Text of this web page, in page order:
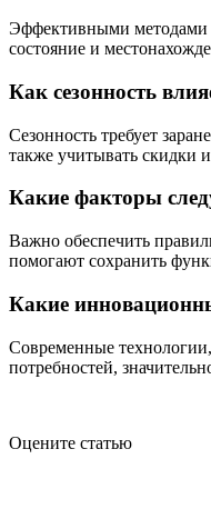
Эффективными методами
состояние и
Как сезонность
Сезонность требует
также учитывать скидки
Какие факторы
Важно обеспечить
помогают сохранить
Какие
Современные
потребностей,
Оцените статью